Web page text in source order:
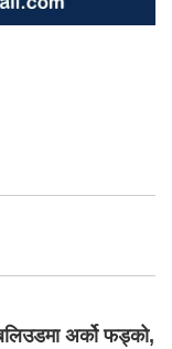
अर्को फड्को,